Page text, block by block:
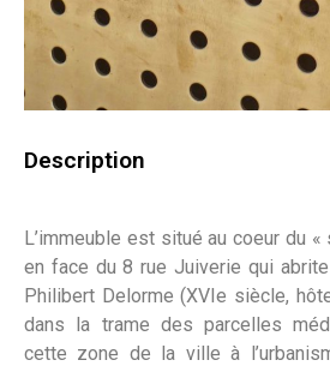
Description
L’immeuble est situé au coeur du
en face du 8 rue Juiverie qui
Philibert Delorme (XVIe siècle,
dans la trame des parcelles
cette zone de la ville à